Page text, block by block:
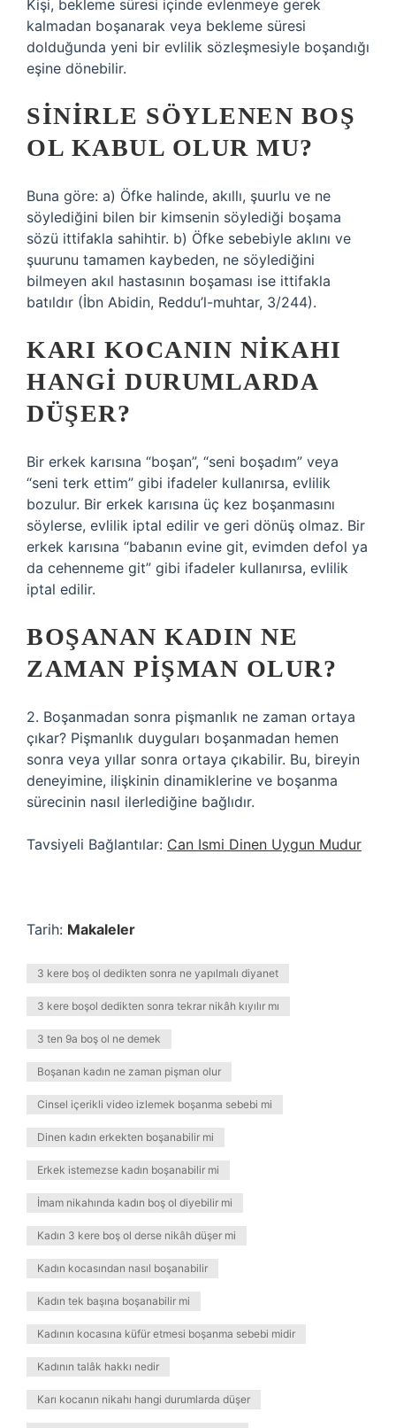
Kişi, bekleme süresi içinde evlenmeye gerek
kalmadan boşanarak veya bekleme süresi
dolduğunda yeni bir evlilik sözleşmesiyle boşandığı
eşine dönebilir.
SINIRLE SÖYLENEN BOŞ
OL KABUL OLUR MU?
Buna göre: a) Öfke halinde, akıllı, şuurlu ve ne
söylediğini bilen bir kimsenin söylediği boşama
sözü ittifakla sahihtir. b) Öfke sebebiyle aklını ve
şuurunu tamamen kaybeden, ne söylediğini
bilmeyen akıl hastasının boşaması ise ittifakla
batıldır (İbn Abidin, Reddu’l-muhtar, 3/244).
KARI KOCANIN NIKAHI
HANGI DURUMLARDA
DÜŞER?
Bir erkek karısına “boşan”, “seni boşadım” veya
“seni terk ettim” gibi ifadeler kullanırsa, evlilik
bozulur. Bir erkek karısına üç kez boşanmasını
söylerse, evlilik iptal edilir ve geri dönüş olmaz. Bir
erkek karısına “babanın evine git, evimden defol ya
da cehenneme git” gibi ifadeler kullanırsa, evlilik
iptal edilir.
BOŞANAN KADIN NE
ZAMAN PIŞMAN OLUR?
2. Boşanmadan sonra pişmanlık ne zaman ortaya
çıkar? Pişmanlık duyguları boşanmadan hemen
sonra veya yıllar sonra ortaya çıkabilir. Bu, bireyin
deneyimine, ilişkinin dinamiklerine ve boşanma
sürecinin nasıl ilerlediğine bağlıdır.
Tavsiyeli Bağlantılar: Can Ismi Dinen Uygun Mudur
Tarih: Makaleler
3 kere boş ol dedikten sonra ne yapılmalı diyanet
3 kere boşol dedikten sonra tekrar nikâh kıyılır mı
3 ten 9a boş ol ne demek
Boşanan kadın ne zaman pişman olur
Cinsel içerikli video izlemek boşanma sebebi mi
Dinen kadın erkekten boşanabilir mi
Erkek istemezse kadın boşanabilir mi
İmam nikahında kadın boş ol diyebilir mi
Kadın 3 kere boş ol derse nikâh düşer mi
Kadın kocasından nasıl boşanabilir
Kadın tek başına boşanabilir mi
Kadının kocasına küfür etmesi boşanma sebebi midir
Kadının talâk hakkı nedir
Karı kocanın nikahı hangi durumlarda düşer